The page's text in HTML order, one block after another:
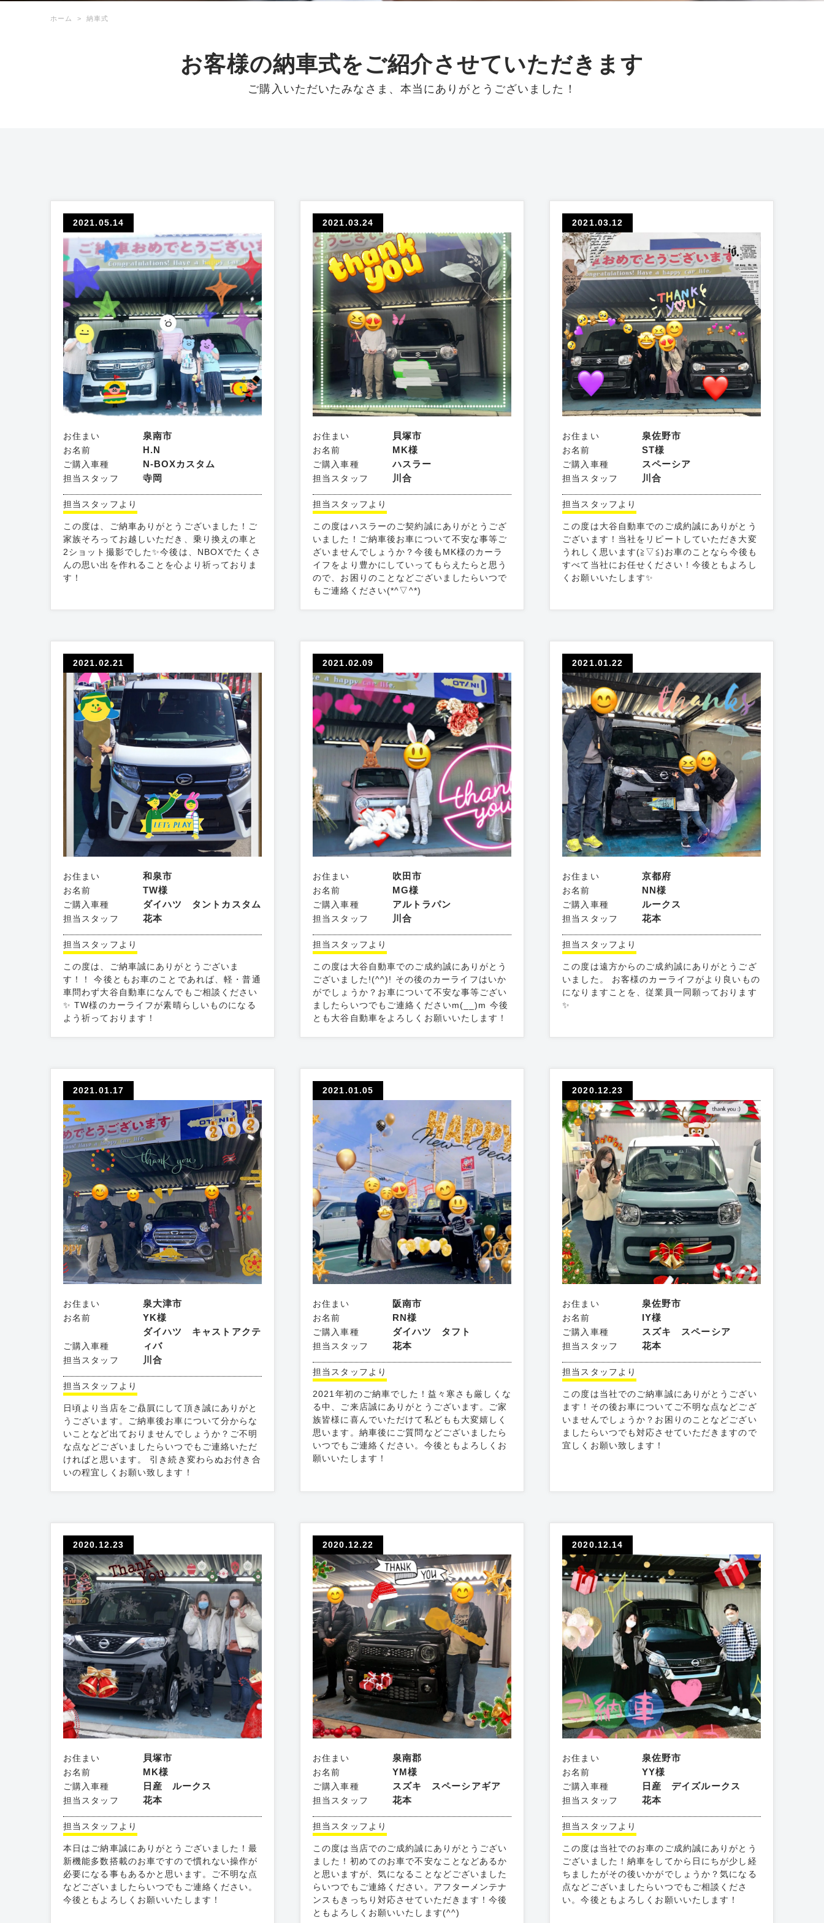
ホーム 納車式
お客様の納車式をご紹介させていただきます
ご購入いただいたみなさま、 本当にありがとうございました！
2021.05.14
お住まい 泉南市
お名前 H.N
ご購入車種 N-BOXカスタム
担当スタッフ 寺岡
担当スタッフより
この度は、ご納車ありがとうございました！ご
家族そろってお越しいただき、乗り換えの車と
2ショット撮影でした✨今後は、NBOXでたくさ
んの思い出を作れることを心より祈っておりま
す！
2021.03.24
お住まい 貝塚市
お名前 MK様
ご購入車種 ハスラー
担当スタッフ 川合
担当スタッフより
この度はハスラーのご契約誠にありがとうござ
いました！ご納車後お車について不安な事等ご
ざいませんでしょうか？今後もMK様のカーラ
イフをより豊かにしていってもらえたらと思う
ので、お困りのことなどございましたらいつで
もご連絡ください(*^▽^*)
2021.03.12
お住まい 泉佐野市
お名前 ST様
ご購入車種 スペーシア
担当スタッフ 川合
担当スタッフより
この度は大谷自動車でのご成約誠にありがとう
ございます！当社をリピートしていただき大変
うれしく思います(≧▽≦)お車のことなら今後も
すべて当社にお任せください！今後ともよろし
くお願いいたします✨
2021.02.21
お住まい 和泉市
お名前 TW様
ご購入車種 ダイハツ タントカスタム
担当スタッフ 花本
担当スタッフより
この度は、ご納車誠にありがとうございま
す！！ 今後ともお車のことであれば、軽・普通
車問わず大谷自動車になんでもご相談ください
✨ TW様のカーライフが素晴らしいものになる
よう祈っております！
2021.02.09
お住まい 吹田市
お名前 MG様
ご購入車種 アルトラパン
担当スタッフ 川合
担当スタッフより
この度は大谷自動車でのご成約誠にありがとう
ございました!(^^)! その後のカーライフはいか
がでしょうか？お車について不安な事等ござい
ましたらいつでもご連絡くださいm(__)m 今後
とも大谷自動車をよろしくお願いいたします！
2021.01.22
お住まい 京都府
お名前 NN様
ご購入車種 ルークス
担当スタッフ 花本
担当スタッフより
この度は遠方からのご成約誠にありがとうござ
いました。 お客様のカーライフがより良いもの
になりますことを、従業員一同願っております
✨
2021.01.17
お住まい 泉大津市
お名前 YK様
ご購入車種
ダイハツ キャストアクテ
ィバ
担当スタッフ 川合
担当スタッフより
日頃より当店をご贔屓にして頂き誠にありがと
うございます。ご納車後お車について分からな
いことなど出ておりませんでしょうか？ご不明
な点などございましたらいつでもご連絡いただ
ければと思います。 引き続き変わらぬお付き合
いの程宜しくお願い致します！
2021.01.05
お住まい 阪南市
お名前 RN様
ご購入車種 ダイハツ タフト
担当スタッフ 花本
担当スタッフより
2021年初のご納車でした！益々寒さも厳しくな
る中、ご来店誠にありがとうございます。ご家
族皆様に喜んでいただけて私どもも大変嬉しく
思います。納車後にご質問などございましたら
いつでもご連絡ください。今後ともよろしくお
願いいたします！
2020.12.23
お住まい 泉佐野市
お名前 IY様
ご購入車種 スズキ スペーシア
担当スタッフ 花本
担当スタッフより
この度は当社でのご納車誠にありがとうござい
ます！その後お車についてご不明な点などござ
いませんでしょうか？お困りのことなどござい
ましたらいつでも対応させていただきますので
宜しくお願い致します！
2020.12.23
お住まい 貝塚市
お名前 MK様
ご購入車種 日産 ルークス
担当スタッフ 花本
担当スタッフより
本日はご納車誠にありがとうございました！最
新機能多数搭載のお車ですので慣れない操作が
必要になる事もあるかと思います。ご不明な点
などございましたらいつでもご連絡ください。
今後ともよろしくお願いいたします！
2020.12.22
お住まい 泉南郡
お名前 YM様
ご購入車種 スズキ スペーシアギア
担当スタッフ 花本
担当スタッフより
この度は当店でのご成約誠にありがとうござい
ました！初めてのお車で不安なことなどあるか
と思いますが、気になることなどございました
らいつでもご連絡ください。アフターメンテナ
ンスもきっちり対応させていただきます！今後
ともよろしくお願いいたします(^^)
2020.12.14
お住まい 泉佐野市
お名前 YY様
ご購入車種 日産 デイズルークス
担当スタッフ 花本
担当スタッフより
この度は当社でのお車のご成約誠にありがとう
ございました！納車をしてから日にちが少し経
ちましたがその後いかがでしょうか？気になる
点などございましたらいつでもご相談くださ
い。今後ともよろしくお願いいたします！